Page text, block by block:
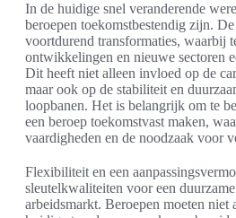
In de huidige snel veranderende
beroepen toekomstbestendig zijn.
voortdurend transformaties, waarbij
ontwikkelingen en nieuwe sectoren
Dit heeft niet alleen invloed op de
maar ook op de stabiliteit en
loopbanen. Het is belangrijk om te
een beroep toekomstvast maken,
vaardigheden en de noodzaak voor
Flexibiliteit en een
sleutelkwaliteiten voor een
arbeidsmarkt. Beroepen moeten niet